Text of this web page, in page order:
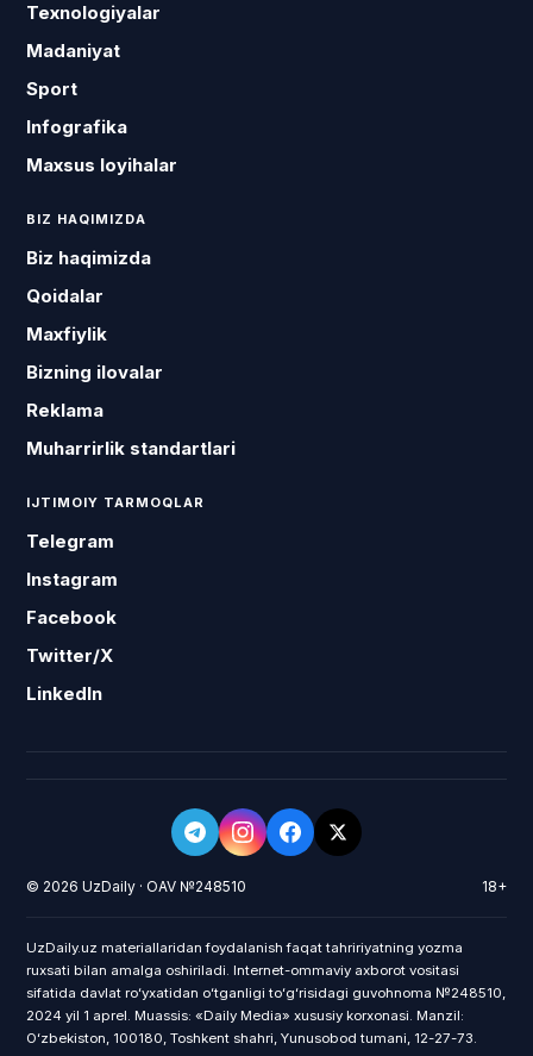
Texnologiyalar
Madaniyat
Sport
Infografika
Maxsus loyihalar
BIZ HAQIMIZDA
Biz haqimizda
Qoidalar
Maxfiylik
Bizning ilovalar
Reklama
Muharrirlik standartlari
IJTIMOIY TARMOQLAR
Telegram
Instagram
Facebook
Twitter/X
LinkedIn
© 2026 UzDaily · OAV №248510 18+
UzDaily.uz materiallaridan foydalanish faqat tahririyatning yozma
ruxsati bilan amalga oshiriladi. Internet-ommaviy axborot vositasi
sifatida davlat roʻyxatidan oʻtganligi toʻgʻrisidagi guvohnoma №248510,
2024 yil 1 aprel. Muassis: «Daily Media» xususiy korxonasi. Manzil:
Oʻzbekiston, 100180, Toshkent shahri, Yunusobod tumani, 12-27-73.